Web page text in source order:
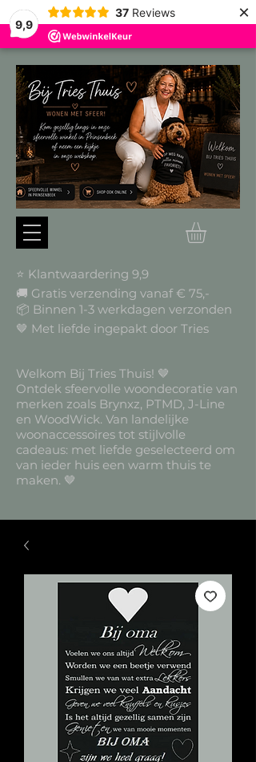
9,9
37 Reviews ×
⭐ Klantwaardering 9,9
🚚 Gratis verzending vanaf € 75,-
📦 Binnen 1-3 werkdagen verzonden
🤎 Met liefde ingepakt door Tries
Welkom Bij Tries Thuis! 🤎
Ontdek sfeervolle woondecoratie van
merken zoals Brynxz, PTMD, J-Line
en WoodWick. Van landelijke
woonaccessoires tot stijlvolle
cadeaus: met liefde geselecteerd om
van ieder huis een warm thuis te
maken. 🤎